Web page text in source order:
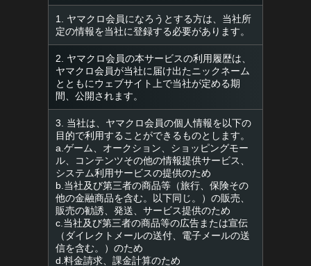
1. ヤマクロ会員になろうとする方は、当社所
定の情報を当社に登録する必要があります。
2. ヤマクロ会員の本サービスの利用履歴は、
ヤマクロ会員が当社に届け出たニックネーム
とともにウェブサイト上で当社が定める期
間、公開されます。
3. 当社は、ヤマクロ会員の個人情報を以下の
目的で利用することができるものとします。
a.ゲーム、オークション、ショッピングモー
ル、コンテンツその他の情報提供サービス、
システム利用サービスの提供のため
b.当社及び第三者の商品等（旅行、保険その
他の金融商品を含む。以下同じ。）の販売、
販売の勧誘、発送、サービス提供のため
c.当社及び第三者の商品等の広告または宣伝
（ダイレクトメールの送付、電子メールの送
信を含む。）のため
d.料金請求、課金計算のため